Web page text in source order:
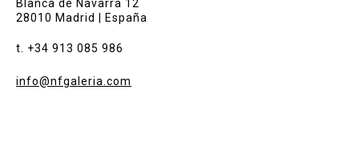
Blanca de Navarra 12
28010 Madrid | España
t. +34 913 085 986
info@nfgaleria.com